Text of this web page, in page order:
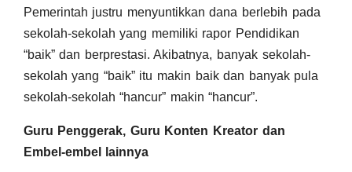
Pemerintah justru menyuntikkan dana berlebih pada
sekolah-sekolah yang memiliki rapor Pendidikan
“baik” dan berprestasi. Akibatnya, banyak sekolah-
sekolah yang “baik” itu makin baik dan banyak pula
sekolah-sekolah “hancur” makin “hancur”.
Guru Penggerak, Guru Konten Kreator dan
Embel-embel lainnya